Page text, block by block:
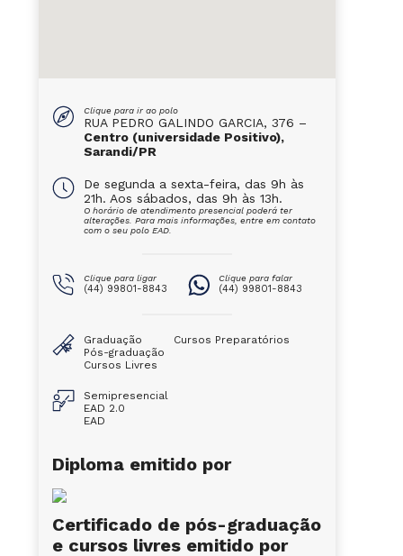
Clique para ir ao polo
RUA PEDRO GALINDO GARCIA, 376 –
Centro (universidade Positivo),
Sarandi/PR
De segunda a sexta-feira, das 9h às
21h. Aos sábados, das 9h às 13h.
O horário de atendimento presencial poderá ter
alterações. Para mais informações, entre em contato
com o seu polo EAD.
Clique para ligar
(44) 99801-8843
Clique para falar
(44) 99801-8843
Graduação
Pós-graduação
Cursos Livres
Cursos Preparatórios
Semipresencial
EAD 2.0
EAD
Diploma emitido por
Certificado de pós-graduação
e cursos livres emitido por